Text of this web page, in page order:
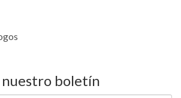
nuestro boletín